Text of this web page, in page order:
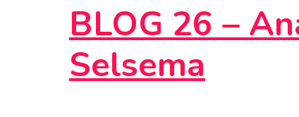
BLOG 26 –
Selsema